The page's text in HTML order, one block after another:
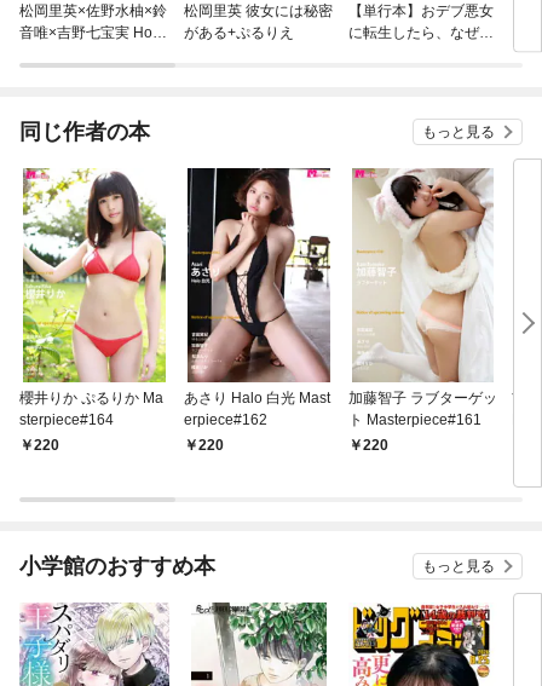
松岡里英×佐野水柚×鈴
音唯×吉野七宝実 Hon
松岡里英 彼女には秘密
がある+ぷるりえ
【単行本】おデブ悪女
に転生したら、なぜか
同じ作者の本 もっと見る
櫻井りか ぷるりか Ma
sterpiece#164
220
あさり Halo 白光 Mast
erpiece#162
220
加藤智子 ラブターゲッ
ト Masterpiece#161
220
吉
小学館のおすすめ本 もっと見る